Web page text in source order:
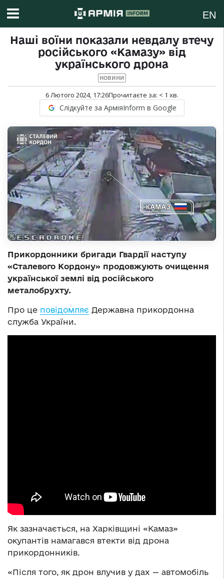
EN
Наші воїни показали невдалу втечу
російського «Камазу» від
українського дрона
НОВИНИ
6 Лютого 2024, 17:26Прочитаєте за: < 1 хв.
Слідкуйте за АрміяInform в Google
Прикордонники бригади Гвардії наступу
«Сталевого Кордону» продовжують очищення
української землі від російського
металобрухту.
Про це повідомляє Державна прикордонна
служба України.
Як зазначається, на Харківщині «Камаз»
окупантів намагався втекти від дрона
прикордонників.
«Після того, як дрон влучив у дах ­— автомобіль